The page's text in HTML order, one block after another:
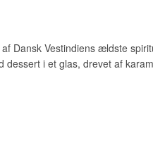
Dansk Vestindiens ældste
i et glas, drevet af